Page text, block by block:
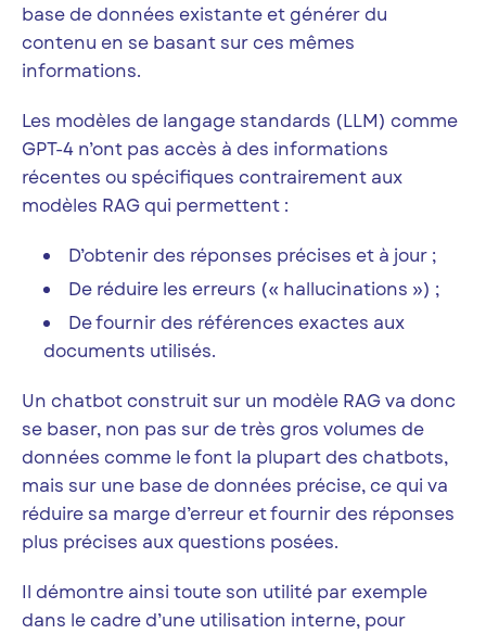
base de données existante et générer du
contenu en se basant sur ces mêmes
informations.
Les modèles de langage standards (LLM) comme
GPT-4 n’ont pas accès à des informations
récentes ou spécifiques contrairement aux
modèles RAG qui permettent :
D’obtenir des réponses précises et à jour ;
De réduire les erreurs (« hallucinations ») ;
De fournir des références exactes aux
documents utilisés.
Un chatbot construit sur un modèle RAG va donc
se baser, non pas sur de très gros volumes de
données comme le font la plupart des chatbots,
mais sur une base de données précise, ce qui va
réduire sa marge d’erreur et fournir des réponses
plus précises aux questions posées.
Il démontre ainsi toute son utilité par exemple
dans le cadre d’une utilisation interne, pour